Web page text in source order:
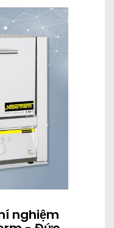
nghiệm